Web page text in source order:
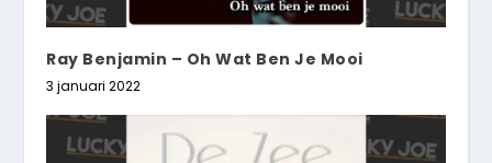
Ray Benjamin – Oh Wat Ben Je Mooi
3 januari 2022